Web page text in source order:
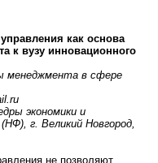
как основа
к вузу инновационного
менеджмента в сфере
экономики и
г. Великий Новгород,
не позволяют